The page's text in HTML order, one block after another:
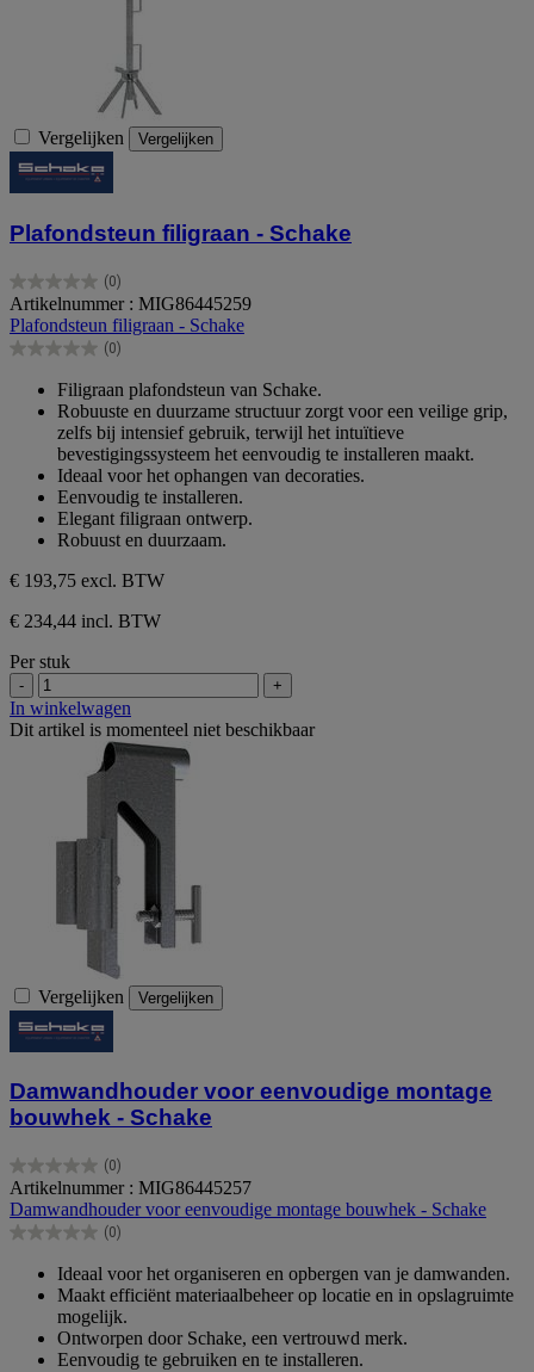
Vergelijken Vergelijken
Plafondsteun filigraan - Schake
(0)
0.0
van
de
5
Artikelnummer : MIG86445259
Plafondsteun filigraan - Schake
(0)
0.0
sterren.
Filigraan plafondsteun van Schake.
Robuuste en duurzame structuur zorgt voor een veilige grip,
zelfs bij intensief gebruik, terwijl het intuïtieve
bevestigingssysteem het eenvoudig te installeren maakt.
Ideaal voor het ophangen van decoraties.
Eenvoudig te installeren.
Elegant filigraan ontwerp.
Robuust en duurzaam.
€ 193,75 excl. BTW
€ 234,44 incl. BTW
Per stuk
- +
In winkelwagen
Dit artikel is momenteel niet beschikbaar
Vergelijken Vergelijken
Damwandhouder voor eenvoudige montage
bouwhek - Schake
(0)
0.0
van
de
5
Artikelnummer : MIG86445257
Damwandhouder voor eenvoudige montage bouwhek - Schake
(0)
0.0
sterren.
Ideaal voor het organiseren en opbergen van je damwanden.
Maakt efficiënt materiaalbeheer op locatie en in opslagruimte
mogelijk.
Ontworpen door Schake, een vertrouwd merk.
Eenvoudig te gebruiken en te installeren.